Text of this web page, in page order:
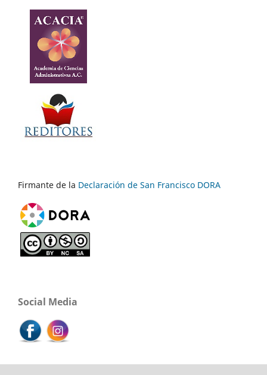
Firmante de la Declaración de San Francisco DORA
Social Media